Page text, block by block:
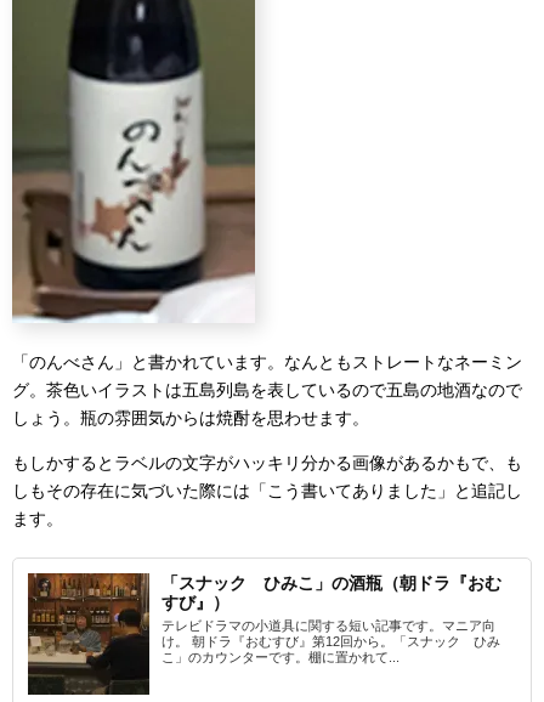
「のんべさん」と書かれています。なんともストレートなネーミン
グ。茶色いイラストは五島列島を表しているので五島の地酒なので
しょう。瓶の雰囲気からは焼酎を思わせます。
もしかするとラベルの文字がハッキリ分かる画像があるかもで、も
しもその存在に気づいた際には「こう書いてありました」と追記し
ます。
「スナック ひみこ」の酒瓶（朝ドラ『おむ
すび』）
テレビドラマの小道具に関する短い記事です。マニア向
け。 朝ドラ『おむすび』第12回から。「スナック ひみ
こ」のカウンターです。棚に置かれて...